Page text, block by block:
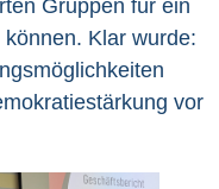
Gruppen für ein
Klar wurde:
vor